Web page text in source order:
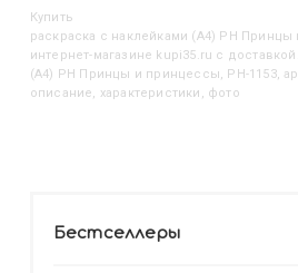
Купить
Раскраска с наклейками (А4) РН
интернет-магазине kupi35.ru с
(А4) РН Принцы и принцессы, РН-1153,
описание, характеристики, фото
Бестселлеры